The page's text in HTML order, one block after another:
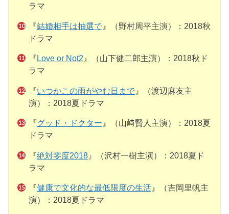
ラマ
『結婚相手は抽選で』（野村周平主演）：2018秋
ドラマ
『 Love or Not2 』（山下健二郎主演）：2018秋ド
ラマ
『いつかこの雨がやむ日まで』（渡辺麻友主
演）：2018夏ドラマ
『グッド・ドクター 』（山﨑賢人主演）：2018夏
ドラマ
『絶対零度2018』（沢村一樹主演）：2018夏ド
ラマ
『健康で文化的な最低限度の生活』（吉岡里帆主
演）：2018夏ドラマ